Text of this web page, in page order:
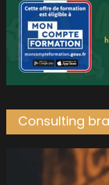
Consulting